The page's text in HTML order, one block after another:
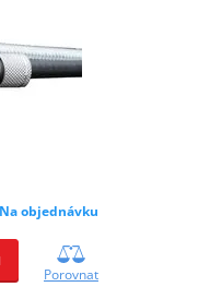
Na objednávku
Porovnat